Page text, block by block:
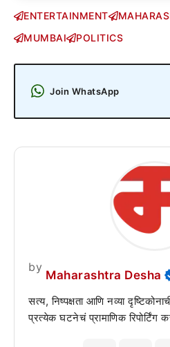
ENTERTAINMENT
MUMBAI
POLITICS
Join WhatsApp
by
Maharashtra Desha
सत्य, निष्पक्षता आणि नव्या
प्रत्येक घटनेचं प्रामाणिक